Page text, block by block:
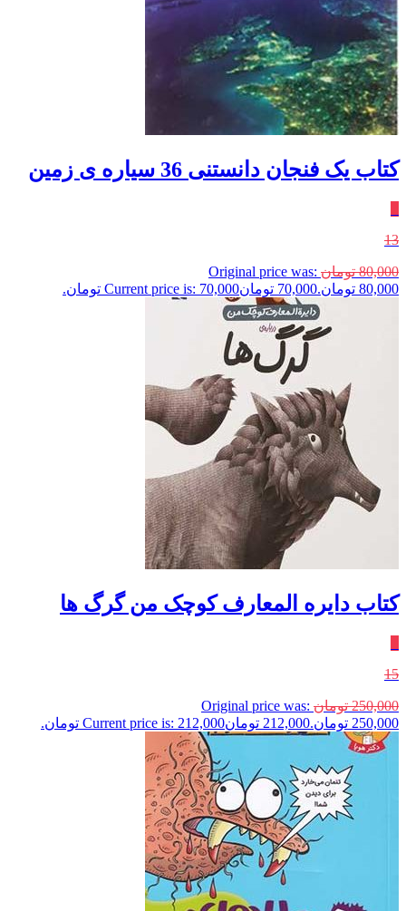
کتاب یک فنجان دانستنی 36 سیاره‌ ی‌ زمین
13
80,000 تومان Original price was:
80,000 تومان.
70,000 تومانCurrent price is: 70,000 تومان.
کتاب دایره المعارف کوچک من گرگ ها
15
250,000 تومان Original price was:
250,000 تومان.
212,000 تومانCurrent price is: 212,000 تومان.